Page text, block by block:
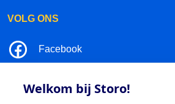
Welkom bij Storo!
VOLG ONS
Facebook